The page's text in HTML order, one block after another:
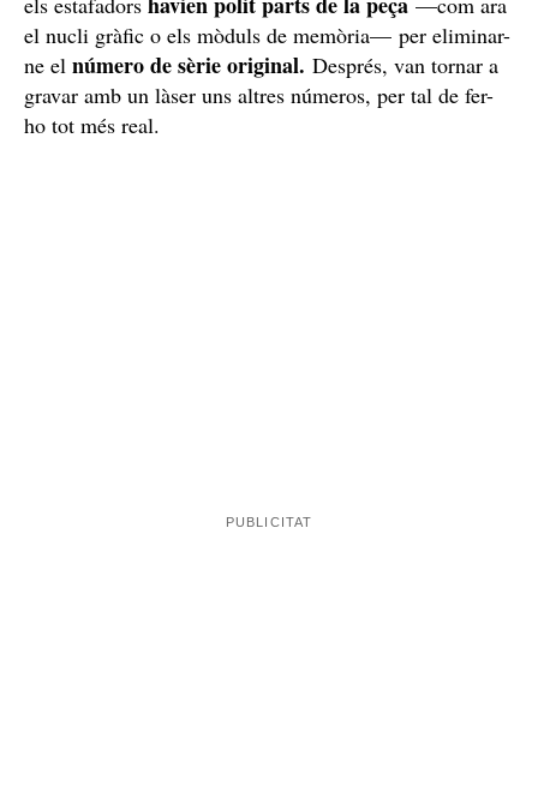
el nucli gràfic o els mòduls de memòria— per eliminar-
ne el número de sèrie original. Després, van tornar a
gravar amb un làser uns altres números, per tal de fer-
ho tot més real.